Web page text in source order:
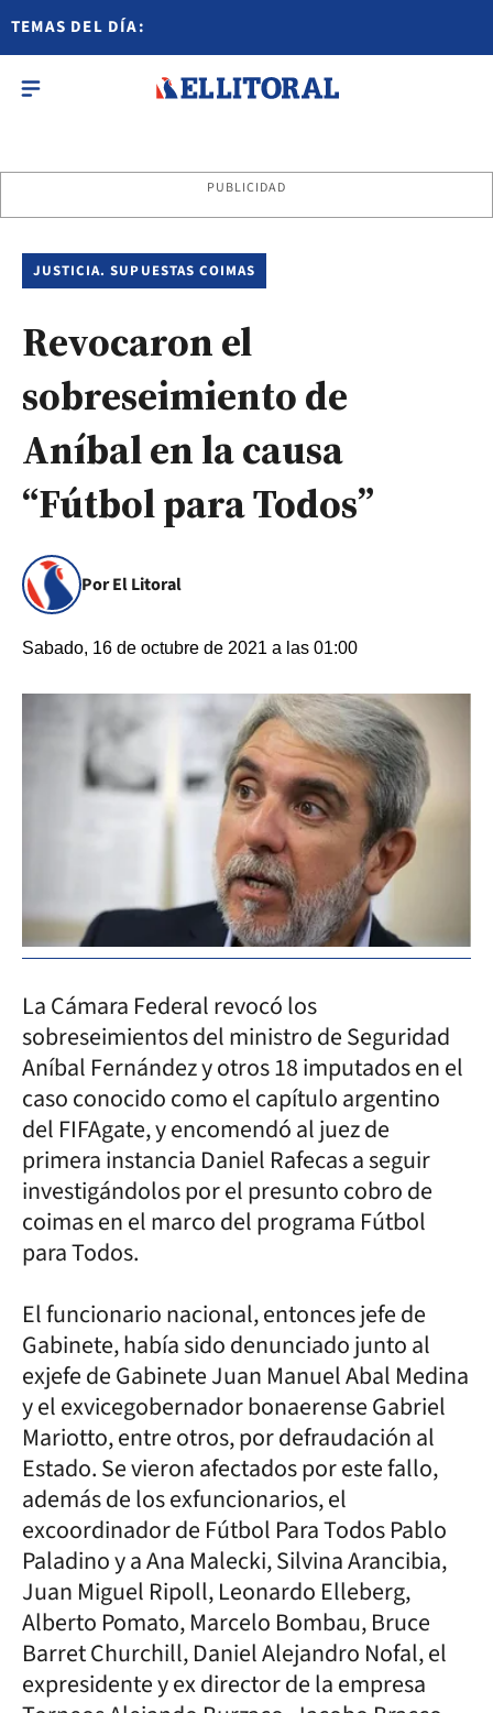
TEMAS DEL DÍA:
PUBLICIDAD
JUSTICIA. SUPUESTAS COIMAS
Revocaron el
sobreseimiento de
Aníbal en la causa
“Fútbol para Todos”
Por El Litoral
Sabado, 16 de octubre de 2021 a las 01:00
La Cámara Federal revocó los
sobreseimientos del ministro de Seguridad
Aníbal Fernández y otros 18 imputados en el
caso conocido como el capítulo argentino
del FIFAgate, y encomendó al juez de
primera instancia Daniel Rafecas a seguir
investigándolos por el presunto cobro de
coimas en el marco del programa Fútbol
para Todos.
El funcionario nacional, entonces jefe de
Gabinete, había sido denunciado junto al
exjefe de Gabinete Juan Manuel Abal Medina
y el exvicegobernador bonaerense Gabriel
Mariotto, entre otros, por defraudación al
Estado. Se vieron afectados por este fallo,
además de los exfuncionarios, el
excoordinador de Fútbol Para Todos Pablo
Paladino y a Ana Malecki, Silvina Arancibia,
Juan Miguel Ripoll, Leonardo Elleberg,
Alberto Pomato, Marcelo Bombau, Bruce
Barret Churchill, Daniel Alejandro Nofal, el
expresidente y ex director de la empresa